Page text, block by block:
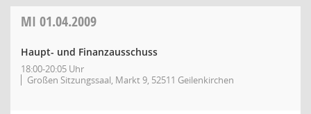
MI 01.04.2009
Haupt- und Finanzausschuss
18:00-20:05 Uhr
Großen Sitzungssaal, Markt 9, 52511 Geilenkirchen